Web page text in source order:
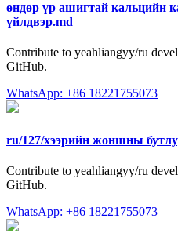
өндөр үр ашигтай кальцийн
үйлдвэр.md
Contribute to yeahliangyy/ru
GitHub.
WhatsApp: +86 18221755073
ru/127/хээрийн жоншны
Contribute to yeahliangyy/ru
GitHub.
WhatsApp: +86 18221755073